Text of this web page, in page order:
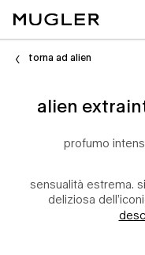
torna ad alien
alien
profumo
sensualità estrema.
deliziosa